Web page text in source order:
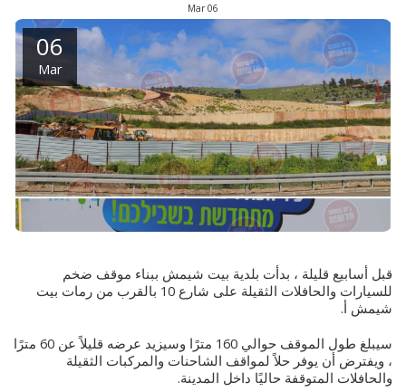
06
Mar
06
Mar
قبل أسابيع قليلة ، بدأت بلدية بيت شيمش ببناء موقف ضخم
للسيارات والحافلات الثقيلة على شارع 10 بالقرب من رمات بيت
شيمش أ.
سيبلغ طول الموقف حوالي 160 مترًا وسيزيد عرضه قليلاً عن 60 مترًا
، ويفترض أن يوفر حلاً لمواقف الشاحنات والمركبات الثقيلة
والحافلات المتوقفة حاليًا داخل المدينة.